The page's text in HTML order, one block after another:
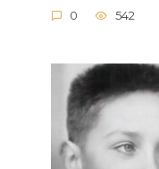
0 542